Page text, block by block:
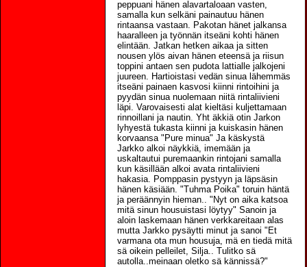
peppuani hänen alavartaloaan vasten,
samalla kun selkäni painautuu hänen
rintaansa vastaan. Pakotan hänet jalkansa
haaralleen ja työnnän itseäni kohti hänen
elintään. Jatkan hetken aikaa ja sitten
nousen ylös aivan hänen eteensä ja riisun
toppini antaen sen pudota lattialle jalkojeni
juureen. Hartioistasi vedän sinua lähemmäs
itseäni painaen kasvosi kiinni rintoihini ja
pyydän sinua nuolemaan niitä rintaliivieni
läpi. Varovaisesti alat kieltäsi kuljettamaan
rinnoillani ja nautin. Yht äkkiä otin Jarkon
lyhyestä tukasta kiinni ja kuiskasin hänen
korvaansa "Pure minua" Ja käskystä
Jarkko alkoi näykkiä, imemään ja
uskaltautui puremaankin rintojani samalla
kun käsillään alkoi avata rintaliivieni
hakasia. Pomppasin pystyyn ja läpsäsin
hänen käsiään. "Tuhma Poika" toruin häntä
ja peräännyin hieman.. "Nyt on aika katsoa
mitä sinun housuistasi löytyy" Sanoin ja
aloin laskemaan hänen verkkareitaan alas
mutta Jarkko pysäytti minut ja sanoi "Et
varmana ota mun housuja, mä en tiedä mitä
sä oikein pelleilet, Silja.. Tulitko sä
autolla..meinaan oletko sä kännissä?"